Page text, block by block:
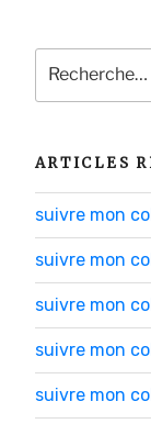
Recherche
pour
:
ARTICLES
suivre mon
suivre mon
suivre mon
suivre mon
suivre mon